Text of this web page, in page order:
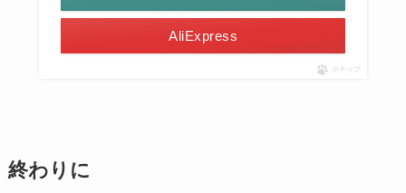
AliExpress
ポチップ
終わりに